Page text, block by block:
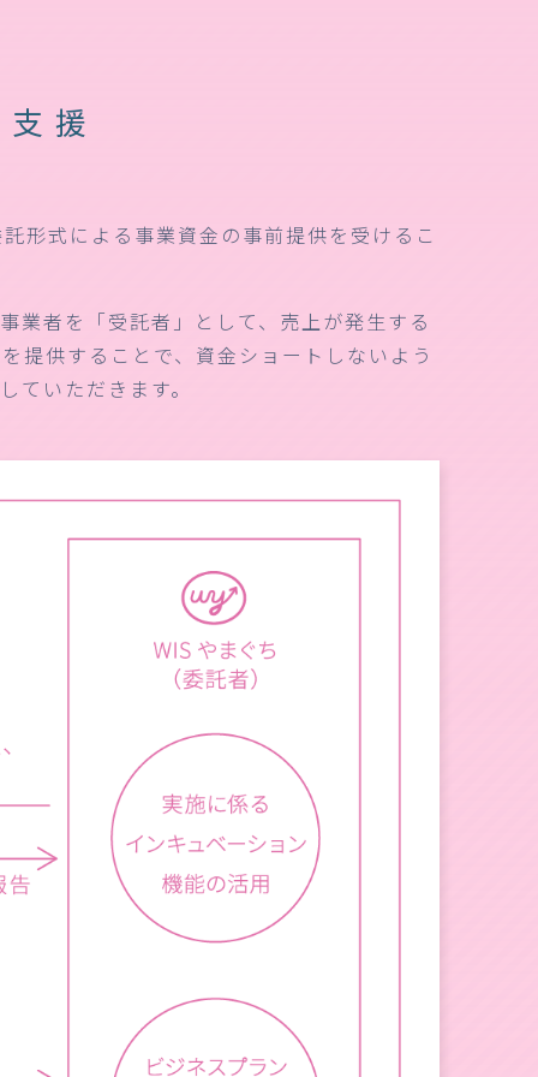
援
形式による事業資金の事前提供を受けるこ
業者を「受託者」として、売上が発生する
提供することで、資金ショートしないよう
いただきます。